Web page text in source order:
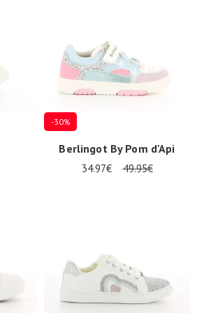
-30%
Berlingot By Pom d'Api
34.97€ 49.95€